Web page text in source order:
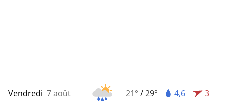
Vendredi 7 août 21° /29° 4,6 3